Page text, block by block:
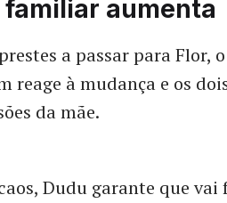
familiar aumenta
a passar para
reage à mudança e os
da mãe.
Dudu garante que